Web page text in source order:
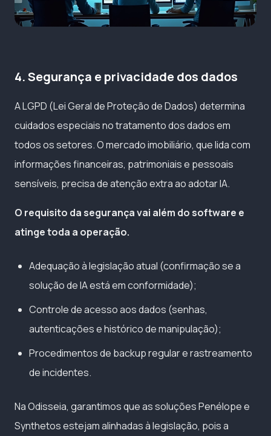
4. Segurança e privacidade dos dados
A LGPD (Lei Geral de Proteção de Dados) determina
cuidados especiais no tratamento dos dados em
todos os setores. O mercado imobiliário, que lida com
informações financeiras, patrimoniais e pessoais
sensíveis, precisa de atenção extra ao adotar IA.
O requisito da segurança vai além do software e
atinge toda a operação.
Adequação à legislação atual (confirmação se a
solução de IA está em conformidade);
Controle de acesso aos dados (senhas,
autenticações e histórico de manipulação);
Procedimentos de backup regular e rastreamento
de incidentes.
Na Odisseia, garantimos que as soluções Penélope e
Synthetos estejam alinhadas à legislação, pois a